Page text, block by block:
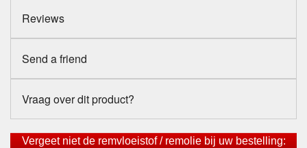
Reviews
Send a friend
Vraag over dit product?
Vergeet niet de remvloeistof / remolie bij uw bestelling: